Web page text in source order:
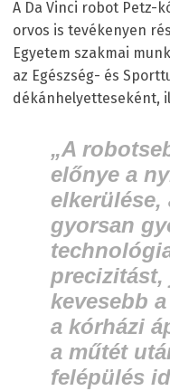
A Da Vinci robot Petz-
orvos is tevékenyen
Egyetem szakmai
az Egészség- és
dékánhelyetteseként,
„A
előnye a
elkerülése,
gyorsan
precizitást,
kevesebb
a kórházi
a műtét
felépülés